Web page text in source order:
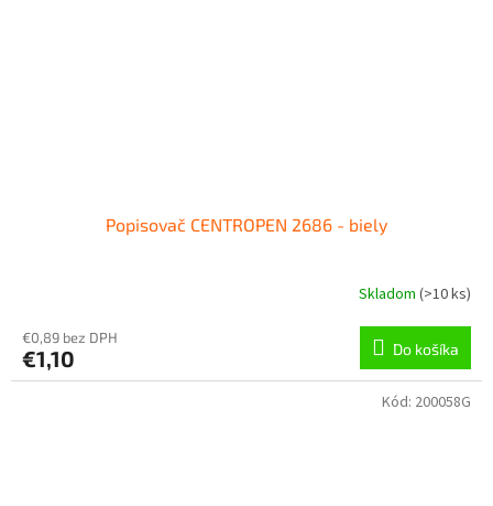
Popisovač CENTROPEN 2686 - biely
Skladom (>10 ks)
€0,89 bez DPH
€1,10 Do košíka
Kód: 200058G